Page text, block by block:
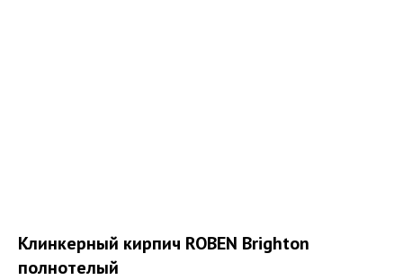
Клинкерный кирпич ROBEN Brighton
полнотелый